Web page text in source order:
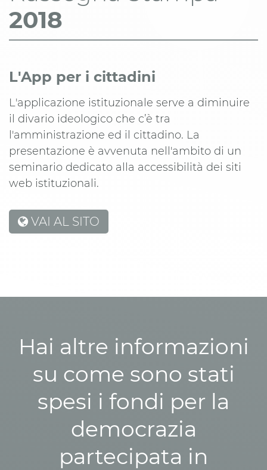
2018
L'App per i cittadini
L'applicazione istituzionale serve a diminuire
il divario ideologico che c’è tra
l'amministrazione ed il cittadino. La
presentazione è avvenuta nell'ambito di un
seminario dedicato alla accessibilità dei siti
web istituzionali.
VAI AL SITO
Hai altre informazioni
su come sono stati
spesi i fondi per la
democrazia
partecipata in